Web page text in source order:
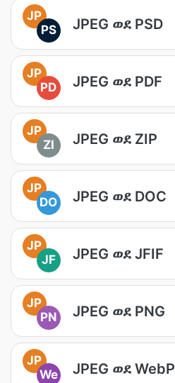
JP
PS
JPEG ወደ PSD
JP
PD
JPEG ወደ PDF
JP
ZI
JPEG ወደ ZIP
JP
DO
JPEG ወደ DOC
JP
JF
JPEG ወደ JFIF
JP
PN
JPEG ወደ PNG
JP
We
JPEG ወደ WebP